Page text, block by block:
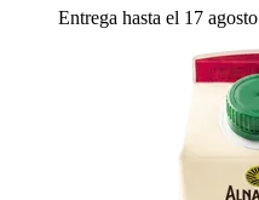
Entrega hasta el 17 agosto